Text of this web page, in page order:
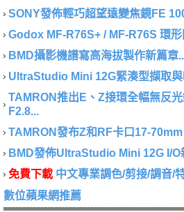
SONY發佈輕巧超望遠變焦鏡FE
Godox MF-R76S+ / MF-R76S 環
BMD攝影機譜寫高海拔製作新篇章
UltraStudio Mini 12G緊湊型擷取
TAMRON推出E、Z接環全幅無反
F2.8...
TAMRON發布Z和RF卡口17-
BMD發佈UltraStudio Mini 12G I/O
免費下載 中文專業調色/剪接/調音/
數位蘋果網推薦